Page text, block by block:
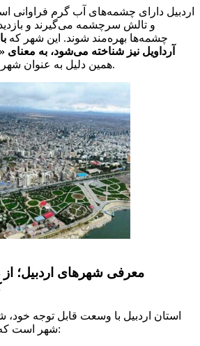
اردبیل دارای چشمه‌های آب گرم فراوانی
و تالش سرچشمه می‌گیرند و
چشمه‌ها بهره‌مند شوند. این شهر که
آرداویل نیز شناخته می‌شود، به
همین دلیل به عنوان شهری مقدس معروف است.
معرفی شهرهای اردبیل؛
استان اردبیل با وسعت قابل توجه
شهر است که مهم‌ترین آنها عبارتند از: